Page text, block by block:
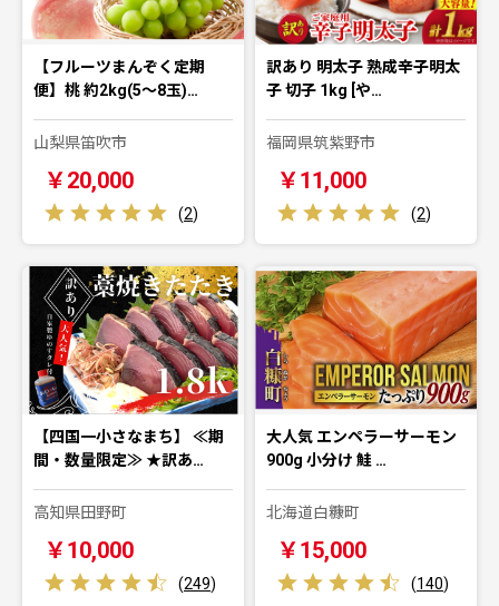
【フルーツまんぞく定期
便】桃 約2kg(5～8玉)…
山梨県笛吹市
￥20,000
(2)
訳あり 明太子 熟成辛子明太
子 切子 1kg [や…
福岡県筑紫野市
￥11,000
(2)
【四国一小さなまち】 ≪期
間・数量限定≫ ★訳あ…
高知県田野町
￥10,000
(249)
大人気 エンペラーサーモン
900g 小分け 鮭 …
北海道白糠町
￥15,000
(140)